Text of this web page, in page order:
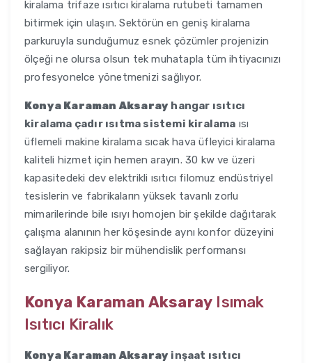
kiralama trifaze ısıtıcı kiralama rutubeti tamamen
bitirmek için ulaşın. Sektörün en geniş kiralama
parkuruyla sunduğumuz esnek çözümler projenizin
ölçeği ne olursa olsun tek muhatapla tüm ihtiyacınızı
profesyonelce yönetmenizi sağlıyor.
Konya Karaman Aksaray hangar ısıtıcı
kiralama çadır ısıtma sistemi kiralama ısı
üflemeli makine kiralama sıcak hava üfleyici kiralama
kaliteli hizmet için hemen arayın. 30 kw ve üzeri
kapasitedeki dev elektrikli ısıtıcı filomuz endüstriyel
tesislerin ve fabrikaların yüksek tavanlı zorlu
mimarilerinde bile ısıyı homojen bir şekilde dağıtarak
çalışma alanının her köşesinde aynı konfor düzeyini
sağlayan rakipsiz bir mühendislik performansı
sergiliyor.
Konya Karaman Aksaray Isımak
Isıtıcı Kiralık
Konya Karaman Aksaray inşaat ısıtıcı